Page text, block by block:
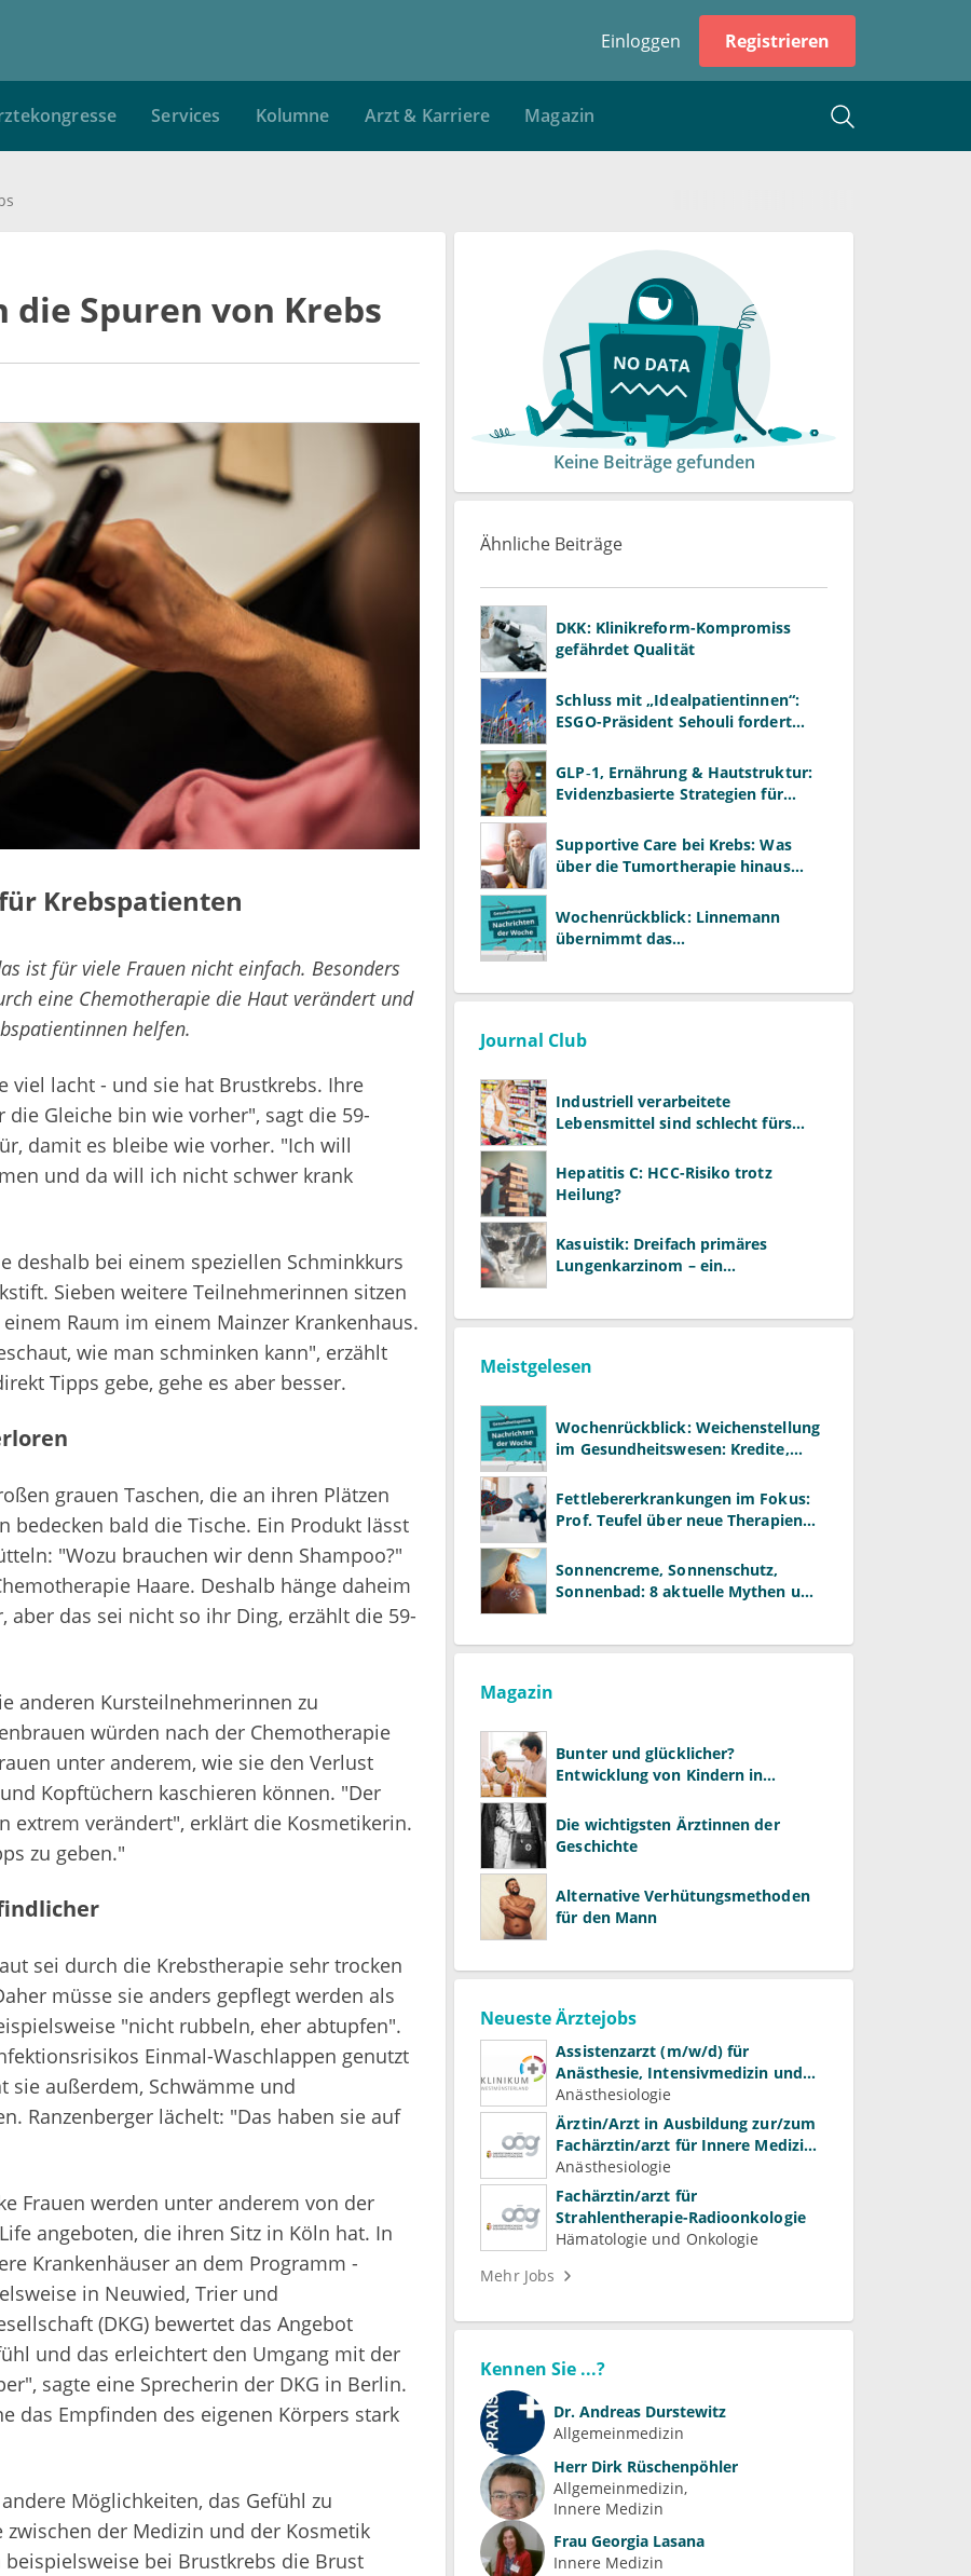
Einloggen Registrieren
Services Kolumne Arzt & Karriere Magazin
die Spuren von Krebs
Krebspatienten
ist für viele Frauen nicht einfach. Besonders
eine Chemotherapie die Haut verändert und
helfen.
viel lacht - und sie hat Brustkrebs. Ihre
Gleiche bin wie vorher", sagt die 59-
damit es bleibe wie vorher. "Ich will
und da will ich nicht schwer krank
deshalb bei einem speziellen Schminkkurs
Sieben weitere Teilnehmerinnen sitzen
Raum im einem Mainzer Krankenhaus.
wie man schminken kann", erzählt
Tipps gebe, gehe es aber besser.
grauen Taschen, die an ihren Plätzen
bedecken bald die Tische. Ein Produkt lässt
"Wozu brauchen wir denn Shampoo?"
Haare. Deshalb hänge daheim
aber das sei nicht so ihr Ding, erzählt die 59-
anderen Kursteilnehmerinnen zu
würden nach der Chemotherapie
unter anderem, wie sie den Verlust
Kopftüchern kaschieren können. "Der
extrem verändert", erklärt die Kosmetikerin.
zu geben."
sei durch die Krebstherapie sehr trocken
müsse sie anders gepflegt werden als
"nicht rubbeln, eher abtupfen".
Einmal-Waschlappen genutzt
sie außerdem, Schwämme und
Ranzenberger lächelt: "Das haben sie auf
Frauen werden unter anderem von der
angeboten, die ihren Sitz in Köln hat. In
Krankenhäuser an dem Programm -
in Neuwied, Trier und
(DKG) bewertet das Angebot
und das erleichtert den Umgang mit der
sagte eine Sprecherin der DKG in Berlin.
das Empfinden des eigenen Körpers stark
Möglichkeiten, das Gefühl zu
der Medizin und der Kosmetik
bei Brustkrebs die Brust
Keine Beiträge gefunden
Ähnliche Beiträge
DKK: Klinikreform-Kompromiss
gefährdet Qualität
Schluss mit „Idealpatientinnen“:
ESGO-Präsident Sehouli fordert
GLP‑1, Ernährung & Hautstruktur:
Evidenzbasierte Strategien für
Supportive Care bei Krebs: Was
über die Tumortherapie hinaus
Wochenrückblick: Linnemann
übernimmt das
Journal Club
Industriell verarbeitete
Lebensmittel sind schlecht fürs
Hepatitis C: HCC-Risiko trotz
Heilung?
Kasuistik: Dreifach primäres
Lungenkarzinom – ein
Meistgelesen
Wochenrückblick: Weichenstellung
im Gesundheitswesen: Kredite,
Fettlebererkrankungen im Fokus:
Prof. Teufel über neue Therapien
Sonnencreme, Sonnenschutz,
Sonnenbad: 8 aktuelle Mythen und
Magazin
Bunter und glücklicher?
Entwicklung von Kindern in
Die wichtigsten Ärztinnen der
Geschichte
Alternative Verhütungsmethoden
für den Mann
Neueste Ärztejobs
Assistenzarzt (m/w/d) für
Anästhesie, Intensivmedizin und
Schmerztherapie
Anästhesiologie
Ärztin/Arzt in Ausbildung zur/zum
Fachärztin/arzt für Innere Medizin
(Kardiologie, Nephrologie,
Intensivmedizin)
Anästhesiologie
Fachärztin/arzt für
Strahlentherapie-Radioonkologie
Hämatologie und Onkologie
Mehr Jobs
Kennen Sie ...?
Dr. Andreas Durstewitz
Allgemeinmedizin
Herr Dirk Rüschenpöhler
Allgemeinmedizin
Innere Medizin
Frau Georgia Lasana
Innere Medizin